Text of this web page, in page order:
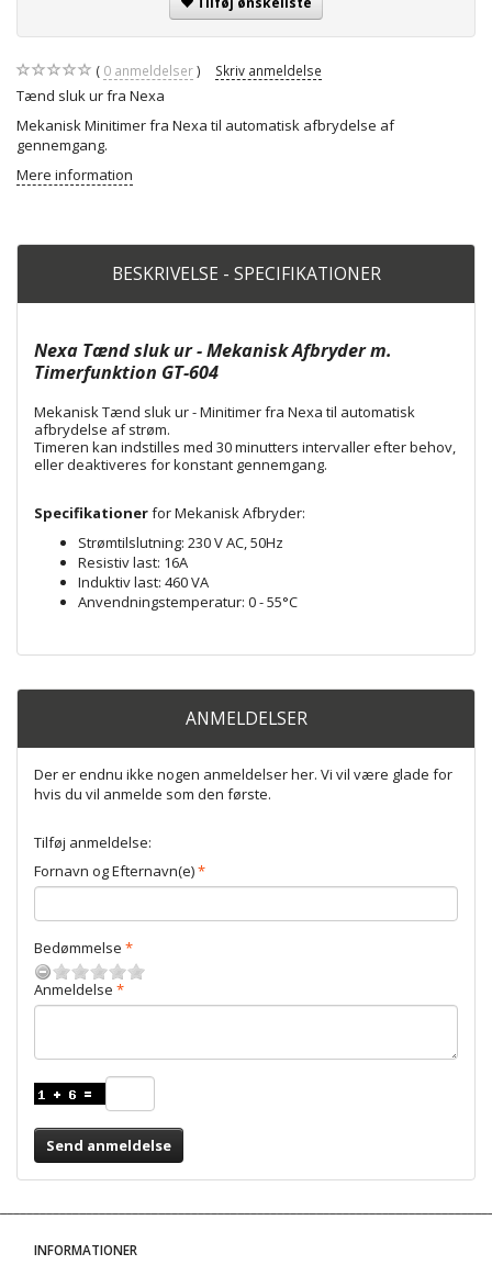
0 anmeldelser Skriv anmeldelse
Tænd sluk ur fra Nexa
Mekanisk Minitimer fra Nexa til automatisk afbrydelse af
gennemgang.
Mere information
BESKRIVELSE - SPECIFIKATIONER
Nexa Tænd sluk ur - Mekanisk Afbryder m.
Timerfunktion GT-604
Mekanisk Tænd sluk ur - Minitimer fra Nexa til automatisk
afbrydelse af strøm.
Timeren kan indstilles med 30 minutters intervaller efter behov,
eller deaktiveres for konstant gennemgang.
Specifikationerfor Mekanisk Afbryder:
Strømtilslutning: 230 V AC, 50Hz
Resistiv last: 16A
Induktiv last: 460 VA
Anvendningstemperatur: 0 - 55°C
ANMELDELSER
Der er endnu ikke nogen anmeldelser her. Vi vil være glade for
hvis du vil anmelde som den første.
Tilføj anmeldelse:
Fornavn og Efternavn(e)
Bedømmelse
Anmeldelse
Send anmeldelse
INFORMATIONER